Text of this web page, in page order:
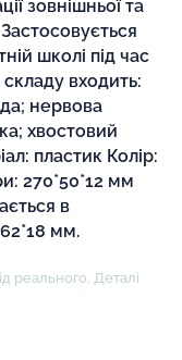
зовнішньої та
школі під час
входить:
нервова
хвостовий
пластик Колір:
270*50*12 мм
в
мм.
реального. Деталі